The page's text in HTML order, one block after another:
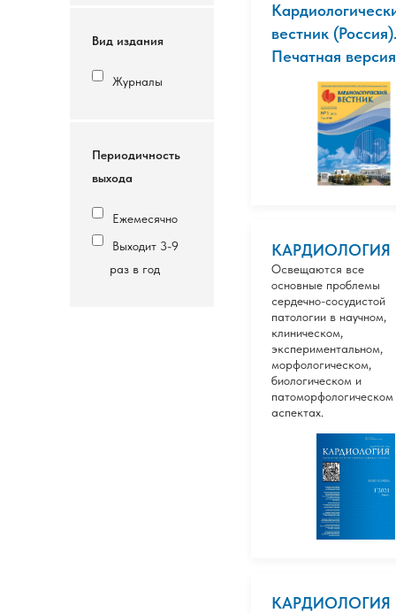
Вид издания
Журналы
Периодичность
выхода
Ежемесячно
Выходит 3-9
раз в год
вестник (Россия).
Печатная версия
КАРДИОЛОГИЯ
Освещаются все
основные проблемы
сердечно-сосудистой
патологии в научном,
клиническом,
экспериментальном,
морфологическом,
биологическом и
патоморфологическом
аспектах.
КАРДИОЛОГИЯ